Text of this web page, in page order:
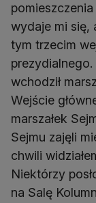
wydaje mi się,
tym trzecim
wchodził
Wejście
marszałek
Sejmu zajęli
chwili
Niektórzy
na Salę